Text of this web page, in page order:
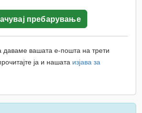
пребарување
даваме вашата е-пошта на трети
ја и нашата изјава за